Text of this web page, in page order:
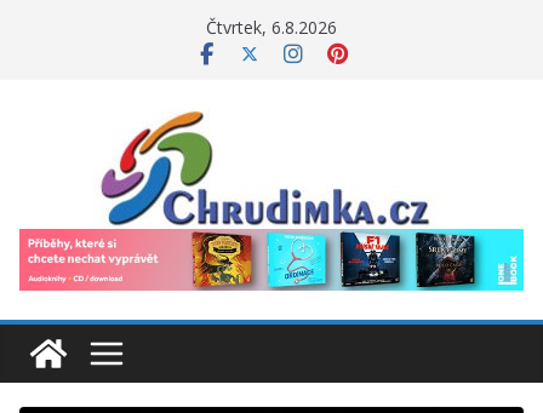
Čtvrtek, 6.8.2026